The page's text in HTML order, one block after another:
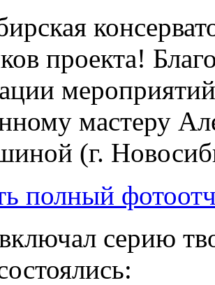
проекта!
мастеру
(г.
полный
серию